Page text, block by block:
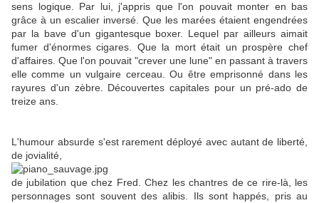
sens logique. Par lui, j'appris que l'on pouvait monter en bas
grâce à un escalier inversé. Que les marées étaient engendrées
par la bave d'un gigantesque boxer. Lequel par ailleurs aimait
fumer d'énormes cigares. Que la mort était un prospère chef
d'affaires. Que l'on pouvait "crever une lune" en passant à travers
elle comme un vulgaire cerceau. Ou être emprisonné dans les
rayures d'un zèbre. Découvertes capitales pour un pré-ado de
treize ans.
L'humour absurde s'est rarement déployé avec autant de liberté,
de jovialité,
de jubilation que chez Fred. Chez les chantres de ce rire-là, les
personnages sont souvent des alibis. Ils sont happés, pris au